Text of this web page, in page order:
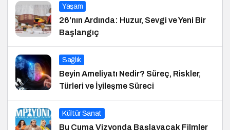
Yaşam
26’nın Ardında: Huzur, Sevgi ve Yeni Bir
Başlangıç
Sağlık
Beyin Ameliyatı Nedir? Süreç, Riskler,
Türleri ve İyileşme Süreci
Kültür Sanat
Bu Cuma Vizyonda Başlayacak Filmler